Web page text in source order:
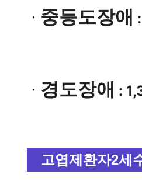
ㆍ 중등도장애
ㆍ 경도장애 :
고엽제환자2세